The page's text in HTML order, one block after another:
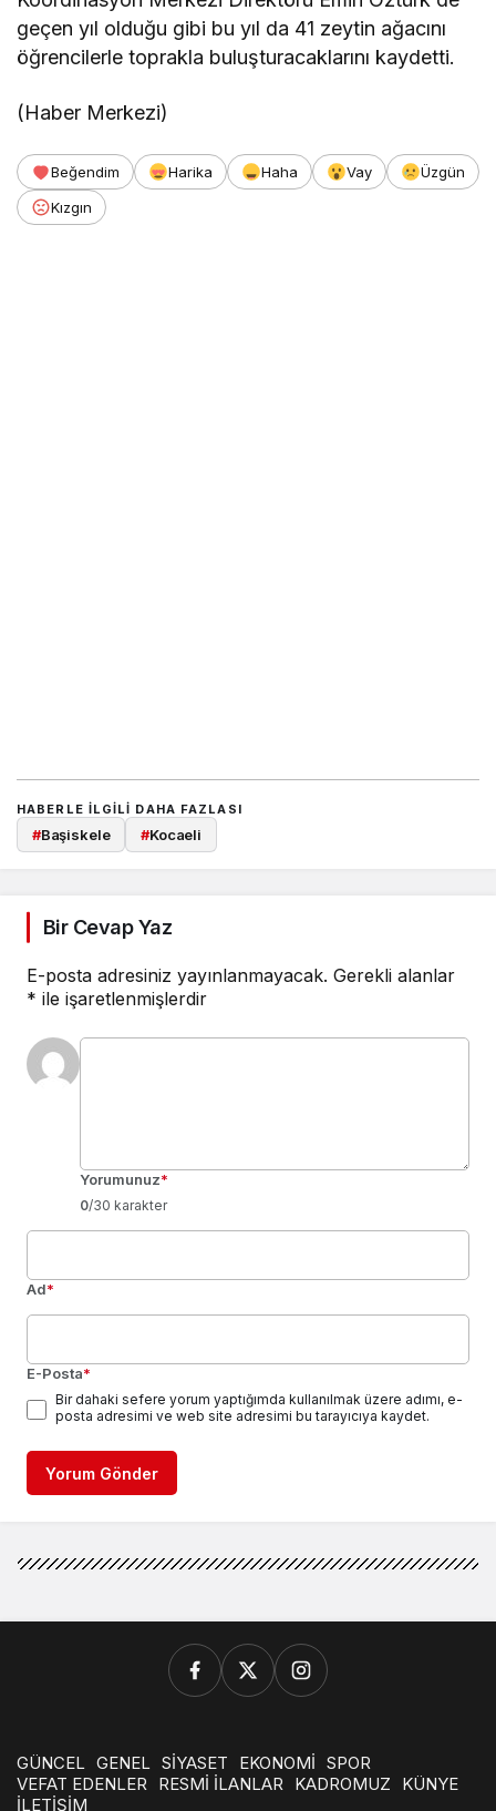
geçen yıl olduğu gibi bu yıl da 41 zeytin ağacını
öğrencilerle toprakla buluşturacaklarını kaydetti.
(Haber Merkezi)
Beğendim Harika Haha Vay
Üzgün
Kızgın
HABERLE ILGILI DAHA FAZLASI
#Başiskele #Kocaeli
Bir Cevap Yaz
E-posta adresiniz yayınlanmayacak. Gerekli alanlar
* ile işaretlenmişlerdir
Yorumunuz*
0/30 karakter
Ad*
E-Posta*
Bir dahaki sefere yorum yaptığımda kullanılmak üzere adımı, e-
posta adresimi ve web site adresimi bu tarayıcıya kaydet.
Yorum Gönder
GÜNCEL GENEL SİYASET EKONOMİ SPOR
VEFAT EDENLER RESMİ İLANLAR KADROMUZ
KÜNYE
İLETİŞİM